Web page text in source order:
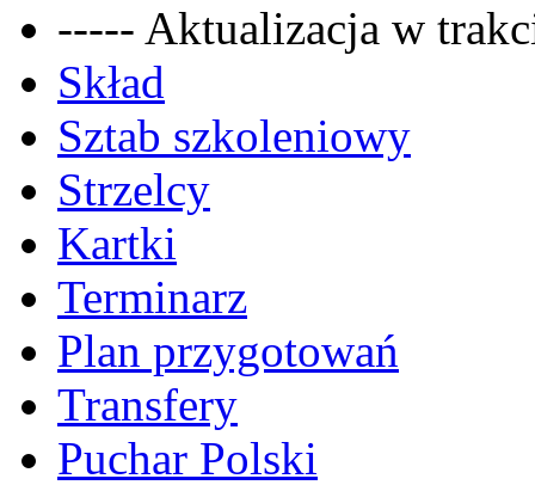
----- Aktualizacja w
Skład
Sztab szkoleniowy
Strzelcy
Kartki
Terminarz
Plan przygotowań
Transfery
Puchar Polski